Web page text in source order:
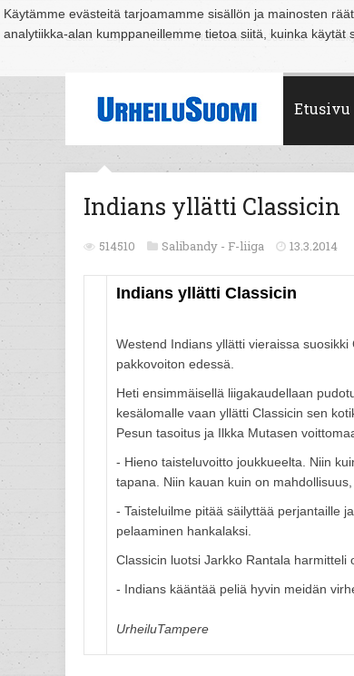
Käytämme evästeitä tarjoamamme sisällön ja mainosten
analytiikka-alan kumppaneillemme tietoa siitä, kuinka käytät
Suomi Espoo Helsinki Hämeenlinna Joensuu
Etusivu
Indians yllätti Classicin
514510 Salibandy - F-liiga 13.3.2014
Indians yllätti Classicin
Westend Indians yllätti vieraissa
pakkovoiton edessä.
Heti ensimmäisellä liigakaudellaan
kesälomalle vaan yllätti Classicin sen
Pesun tasoitus ja Ilkka Mutasen
- Hieno taisteluvoitto joukkueelta. Niin
tapana. Niin kauan kuin on
- Taisteluilme pitää säilyttää perjantaille
pelaaminen hankalaksi.
Classicin luotsi Jarkko Rantala harmitteli
- Indians kääntää peliä hyvin meidän
UrheiluTampere